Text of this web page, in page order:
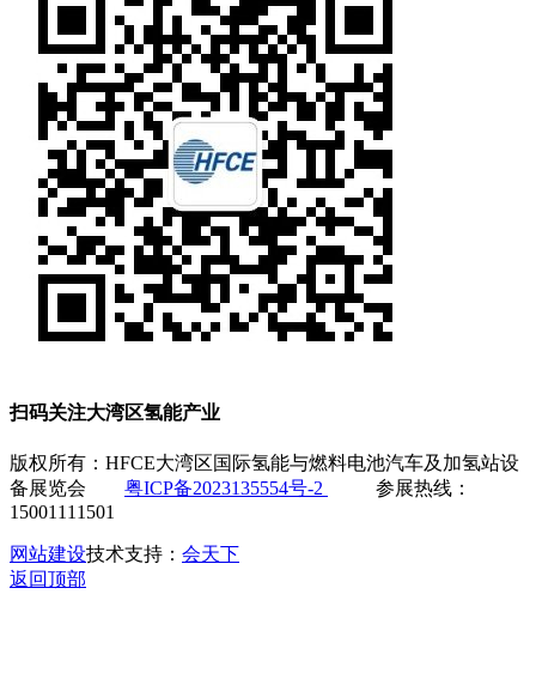
扫码关注大湾区氢能产业
版权所有：HFCE大湾区国际氢能与燃料电池汽车及加氢站设
备展览会 粤ICP备2023135554号-2
参展热线：
15001111501
网站建设技术支持： 会天下
返回顶部